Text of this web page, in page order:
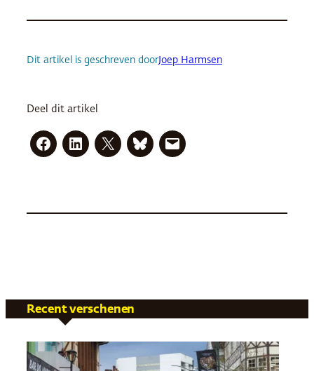
Dit artikel is geschreven doorJoep Harmsen
Deel dit artikel
Recent verschenen